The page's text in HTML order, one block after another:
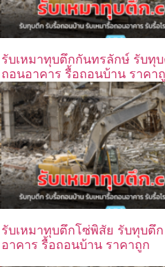
รับเหมาทุบตึกกันทรลักษ์ รับทุ
ถอนอาคาร รื้อถอนบ้าน ราคา
รับเหมาทุบตึกโซ่พิสัย รับทุบตึ
อาคาร รื้อถอนบ้าน ราคาถูก